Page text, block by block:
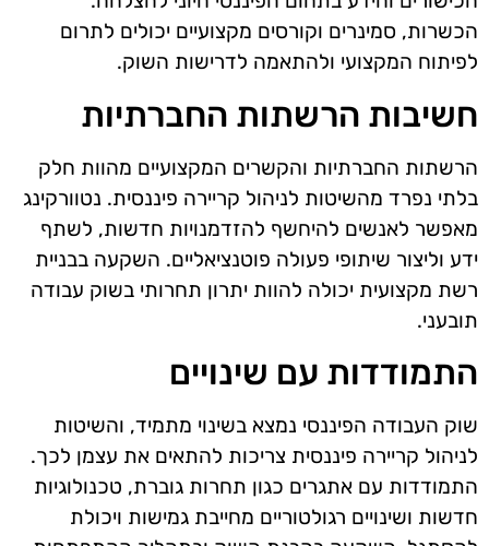
הכשרות, סמינרים וקורסים מקצועיים יכולים לתרום
לפיתוח המקצועי ולהתאמה לדרישות השוק.
חשיבות הרשתות החברתיות
הרשתות החברתיות והקשרים המקצועיים מהוות חלק
בלתי נפרד מהשיטות לניהול קריירה פיננסית. נטוורקינג
מאפשר לאנשים להיחשף להזדמנויות חדשות, לשתף
ידע וליצור שיתופי פעולה פוטנציאליים. השקעה בבניית
רשת מקצועית יכולה להוות יתרון תחרותי בשוק עבודה
תובעני.
התמודדות עם שינויים
שוק העבודה הפיננסי נמצא בשינוי מתמיד, והשיטות
לניהול קריירה פיננסית צריכות להתאים את עצמן לכך.
התמודדות עם אתגרים כגון תחרות גוברת, טכנולוגיות
חדשות ושינויים רגולטוריים מחייבת גמישות ויכולת